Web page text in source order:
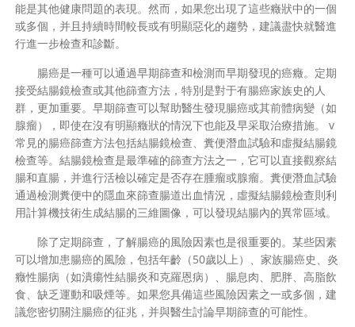
能是其他健康問題的表現。然而，如果您出現了這些癥狀中的一個
或多個，并且持續時間較長或有明顯惡化的趨勢，建議盡快就醫進
行進一步檢查和診斷。
腸癌是一種可以通過早期篩查和檢測而早期發現的癌癥。定期
接受結腸鏡檢查或其他篩查方法，特別是對于有腸癌家族史的人
群，更加重要。早期篩查可以幫助醫生發現腸癌或其前體病變（如
腺瘤），即使在沒有明顯癥狀的情況下也能及早采取治療措施。 v
常見的腸癌篩查方法包括結腸鏡檢查、糞便潛血試驗和虛擬結腸鏡
檢查等。結腸鏡檢查是最準確的篩查方法之一，它可以直接觀察結
腸和直腸，并進行活檢以確定是否存在腫瘤或腺瘤。糞便潛血試驗
通過檢測糞便中的隱血來篩查腸道出血情況，虛擬結腸鏡檢查則利
用計算機技術生成結腸的三維圖像，可以發現結腸內的異常區域。
除了定期篩查，了解腸癌的風險因素也是很重要的。某些因素
可以增加患腸癌的風險，包括年齡（50歲以上）、家族腸癌史、炎
癥性腸病（如潰瘍性結腸炎和克羅恩病）、腸息肉、肥胖、高脂飲
食、缺乏運動和吸煙等。如果您具備這些風險因素之一或多個，建
議您密切關注腸癌的征兆，并與醫生討論早期篩查的可能性。